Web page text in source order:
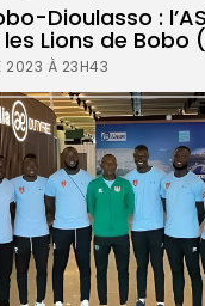
Dioulasso :
Lions de Bobo
2023 À 23H43